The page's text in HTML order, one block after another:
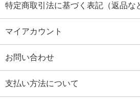
特定商取引法に基づく表記（返品な
マイアカウント
お問い合わせ
支払い方法について